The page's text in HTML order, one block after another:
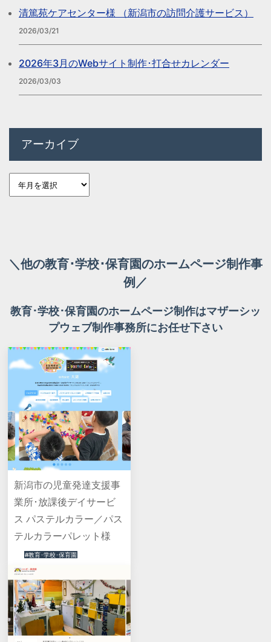
清篤苑ケアセンター様 （新潟市の訪問介護サービス）
2026/03/21
2026年3月のWebサイト制作･打合せカレンダー
2026/03/03
アーカイブ
＼他の教育･学校･保育園のホームページ制作事
例／
教育･学校･保育園のホームページ制作はマザーシッ
プウェブ制作事務所にお任せ下さい
新潟市の児童発達支援事
業所･放課後デイサービ
ス パステルカラー／パス
テルカラーパレット様
#教育･学校･保育園